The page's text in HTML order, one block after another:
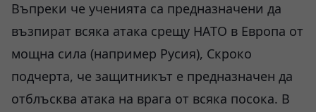
Въпреки че ученията са предназначени да
възпират всяка атака срещу НАТО в Европа от
мощна сила (например Русия), Скроко
подчерта, че защитникът е предназначен да
отблъсква атака на врага от всяка посока. В